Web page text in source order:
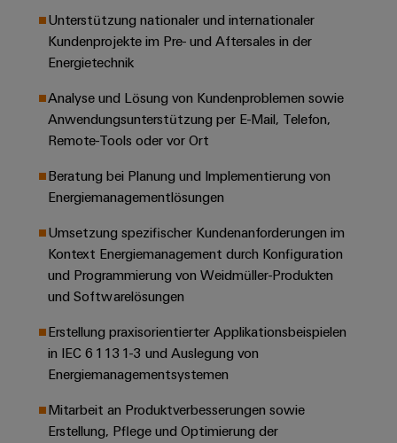
Gerätehersteller
Innovative
Verbindungslösungen
für
Geräte
Konventionelle
Energieerzeugung
Zukunftssicherheit
für
bewährte
Maschinenbau
Lösungen
für
Segmente
der
Maschinen
und
Öl
Systeme
Lösungen
Dezentrale
Automatisierung
Energiemanagement-
Lösungen
IIoT
&
Software
Industrial
Analytics
Industrial
Stromversorgungen
Elektronikgehäuse
Blitz-
und
PV
Feldbusverteiler
Automatisierung
&
Software
Steuerungen
Support
Technischer
Support
Umweltbezogene
Produktkonformität
Engineering
Daten
Technische
Produktkataloge
Reparatur
Ersatzteile
Trainings
und
Webinare
Presse
Unternehmensmeldungen
Fachpressemeldungen
Pressekontakt
Unsere
IIoT
and
Automation
Netzwerk
IIoT
and
Automation
Erfolgreiche
Karrierewege
Ausbildungs-
und
Studienplätze
Aktuelle
Termine
für
Schulklassen
Unterstützung nationaler und internationaler
Kundenprojekte im Pre- und Aftersales in der
Energietechnik
Analyse und Lösung von Kundenproblemen sowie
Anwendungsunterstützung per E-Mail, Telefon,
Remote-Tools oder vor Ort
Beratung bei Planung und Implementierung von
Energiemanagementlösungen
Umsetzung spezifischer Kundenanforderungen im
Kontext Energiemanagement durch Konfiguration
und Programmierung von Weidmüller-Produkten
und Softwarelösungen
Erstellung praxisorientierter Applikationsbeispielen
in IEC 61131-3 und Auslegung von
Energiemanagementsystemen
Mitarbeit an Produktverbesserungen sowie
Erstellung, Pflege und Optimierung der